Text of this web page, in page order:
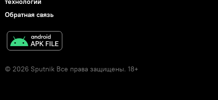
Обратная связь
© 2026 Sputnik Все права защищены. 18+